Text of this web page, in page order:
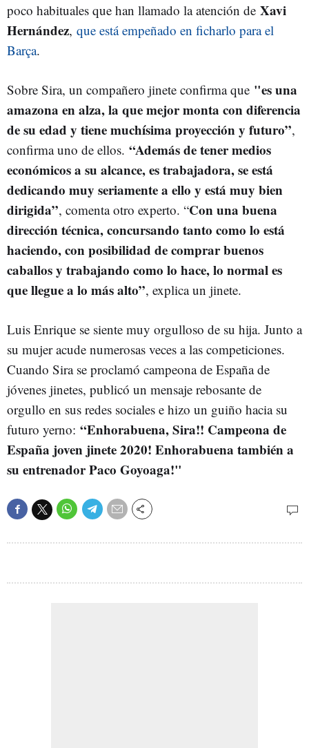
poco habituales que han llamado la atención de Xavi
Hernández, que está empeñado en ficharlo para el
Barça.
Sobre Sira, un compañero jinete confirma que "es una
amazona en alza, la que mejor monta con diferencia
de su edad y tiene muchísima proyección y futuro”,
confirma uno de ellos. “Además de tener medios
económicos a su alcance, es trabajadora, se está
dedicando muy seriamente a ello y está muy bien
dirigida”, comenta otro experto. “Con una buena
dirección técnica, concursando tanto como lo está
haciendo, con posibilidad de comprar buenos
caballos y trabajando como lo hace, lo normal es
que llegue a lo más alto”, explica un jinete.
Luis Enrique se siente muy orgulloso de su hija. Junto a
su mujer acude numerosas veces a las competiciones.
Cuando Sira se proclamó campeona de España de
jóvenes jinetes, publicó un mensaje rebosante de
orgullo en sus redes sociales e hizo un guiño hacia su
futuro yerno: “Enhorabuena, Sira!! Campeona de
España joven jinete 2020! Enhorabuena también a
su entrenador Paco Goyoaga!"